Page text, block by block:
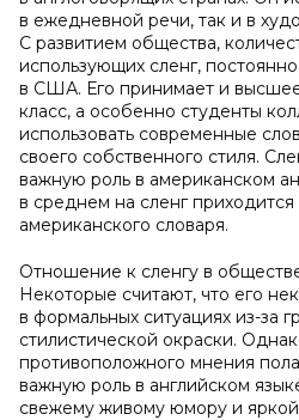
в ежедневной речи, так и в
С развитием общества,
использующих сленг,
в США. Его принимает и
класс, а особенно студенты
использовать современные
своего собственного стиля.
важную роль в американском
в среднем на сленг
американского словаря.
Отношение к сленгу в
Некоторые считают, что его
в формальных ситуациях из-за
стилистической окраски.
противоположного мнения
важную роль в английском
свежему живому юмору и